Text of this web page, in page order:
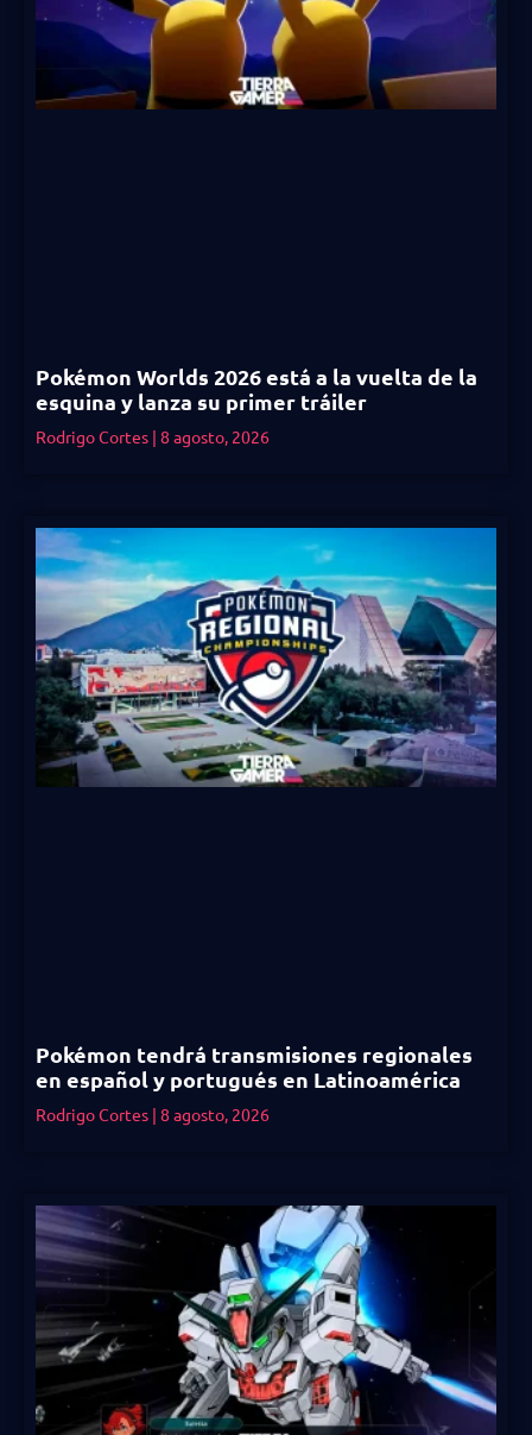
Pokémon Worlds 2026 está a la vuelta de la
esquina y lanza su primer tráiler
Rodrigo Cortes 8 agosto, 2026
Pokémon tendrá transmisiones regionales
en español y portugués en Latinoamérica
Rodrigo Cortes 8 agosto, 2026